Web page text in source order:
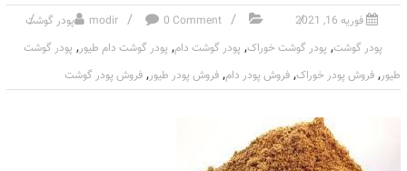
فوریه 16, 2021 modir 0 Comment
پودر گوشت
پودر گوشت, پودر گوشت خوراک, پودر گوشت دام, پودر گوشت دام طیور, پودر گوشت
طیور, فروش پودر خوراک, فروش پودر دام, فروش پودر طیور, فروش پودر گوشت